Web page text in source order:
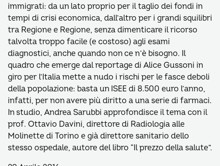
immigrati: da un lato proprio per il taglio dei fondi in
tempi di crisi economica, dall’altro per i grandi squilibri
tra Regione e Regione, senza dimenticare il ricorso
talvolta troppo facile (e costoso) agli esami
diagnostici, anche quando non ce n’è bisogno. Il
quadro che emerge dal reportage di Alice Gussoni in
giro per l’Italia mette a nudo i rischi per le fasce deboli
della popolazione: basta un ISEE di 8.500 euro l’anno,
infatti, per non avere più diritto a una serie di farmaci.
In studio, Andrea Sarubbi approfondisce il tema con il
prof. Ottavio Davini, direttore di Radiologia alle
Molinette di Torino e già direttore sanitario dello
stesso ospedale, autore del libro “Il prezzo della salute”.